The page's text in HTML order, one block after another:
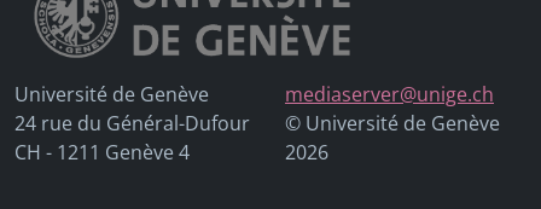
Université de Genève
24 rue du Général-Dufour
CH - 1211 Genève 4
mediaserver@unige.ch
© Université de Genève
2026